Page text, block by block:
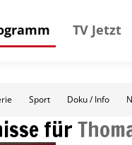
TV Jetzt
Sport Doku / Info
für